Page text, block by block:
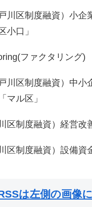
戸川区制度融資）小企
小口」
ファクタリング)
戸川区制度融資）中小
マル区」
川区制度融資）経営改
川区制度融資）設備資
は左側の画像